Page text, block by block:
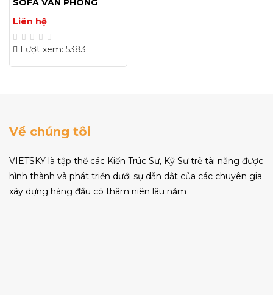
SOFA VĂN PHÒNG
Liên hệ
Lượt xem: 5383
Về chúng tôi
VIETSKY là tập thể các Kiến Trúc Sư, Kỹ Sư trẻ tài năng được
hình thành và phát triển dưới sự dẫn dắt của các chuyên gia
xây dựng hàng đầu có thâm niên lâu năm